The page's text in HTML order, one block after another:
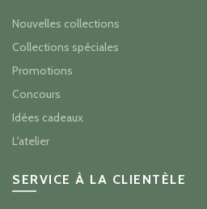
Nouvelles collections
Collections spéciales
Promotions
Concours
Idées cadeaux
L'atelier
SERVICE À LA CLIENTÈLE